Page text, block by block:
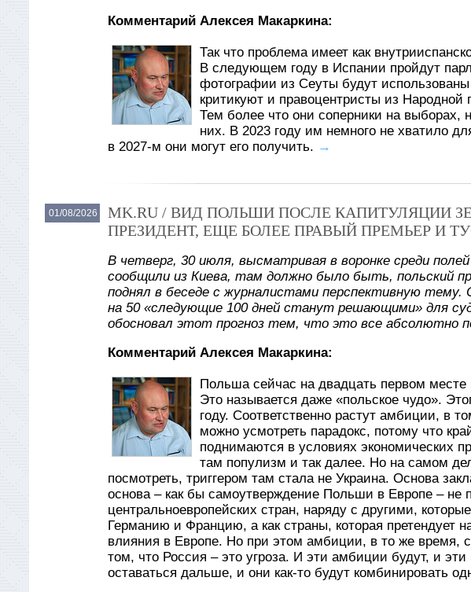
Комментарий Алексея Макаркина:
Так что проблема имеет как
В следующем году в Испании пройдут
фотографии из Сеуты будут
критикуют и правоцентристы из
Тем более что они соперники на выборах,
них. В 2023 году им немного не хватило
в 2027-м они могут его получить. →
01/08/2026
MK.RU / ВИД ПОЛЬШИ ПОСЛЕ КАПИТУЛЯЦИИ
ПРЕЗИДЕНТ, ЕЩЕ БОЛЕЕ ПРАВЫЙ ПРЕМЬЕР И
В четверг, 30 июля, высматривая в воронке среди
сообщили из Киева, там должно было быть, польский
поднял в беседе с журналистами перспективную
на 50 «следующие 100 дней станут решающими» для
обосновал этот прогноз тем, что это все абсолютно
Комментарий Алексея Макаркина:
Польша сейчас на двадцать первом
Это называется даже «польское чудо».
году. Соответственно растут амбиции, в
можно усмотреть парадокс, потому что
поднимаются в условиях экономических
там популизм и так далее. Но на самом
посмотреть, триггером там стала не Украина. Основа
основа – как бы самоутверждение Польши в Европе – не
центральноевропейских стран, наряду с другими,
Германию и Францию, а как страны, которая претендует
влияния в Европе. Но при этом амбиции, в то же время,
том, что Россия – это угроза. И эти амбиции будут, и эти
оставаться дальше, и они как-то будут комбинировать